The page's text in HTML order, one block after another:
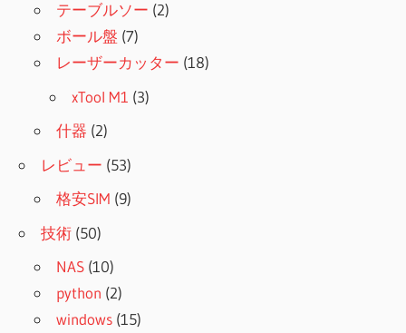
テーブルソー (2)
ボール盤 (7)
レーザーカッター (18)
xTool M1 (3)
什器 (2)
レビュー (53)
格安SIM (9)
技術 (50)
NAS (10)
python (2)
windows (15)